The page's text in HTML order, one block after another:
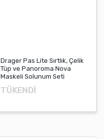
Drager Pas Lite Sırtlık, Çelik
Tüp ve Panoroma Nova
Maskeli Solunum Seti
TÜKENDİ